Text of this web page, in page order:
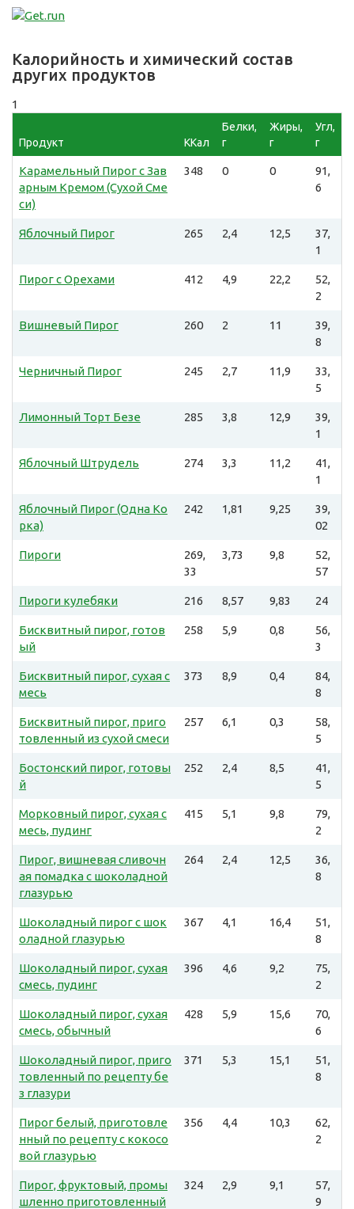
Калорийность и химический состав
других продуктов
1
Продукт ККал
Белки,
г
Жиры,
г
Угл,
г
Карамельный Пирог с Зав
арным Кремом (Сухой Сме
си)
348 0 0
91,
6
Яблочный Пирог 265 2,4 12,5
37,
1
Пирог с Орехами 412 4,9 22,2
52,
2
Вишневый Пирог 260 2 11
39,
8
Черничный Пирог 245 2,7 11,9
33,
5
Лимонный Торт Безе 285 3,8 12,9
39,
1
Яблочный Штрудель 274 3,3 11,2
41,
1
Яблочный Пирог (Одна Ко
рка)
242 1,81 9,25
39,
02
Пироги
269,
33
3,73 9,8
52,
57
Пироги кулебяки 216 8,57 9,83 24
Бисквитный пирог, готов
ый
258 5,9 0,8
56,
3
Бисквитный пирог, сухая с
месь
373 8,9 0,4
84,
8
Бисквитный пирог, приго
товленный из сухой смеси
257 6,1 0,3
58,
5
Бостонский пирог, готовы
й
252 2,4 8,5
41,
5
Морковный пирог, сухая с
месь, пудинг
415 5,1 9,8
79,
2
Пирог, вишневая сливочн
ая помадка с шоколадной
глазурью
264 2,4 12,5
36,
8
Шоколадный пирог с шок
оладной глазурью
367 4,1 16,4
51,
8
Шоколадный пирог, сухая
смесь, пудинг
396 4,6 9,2
75,
2
Шоколадный пирог, сухая
смесь, обычный
428 5,9 15,6
70,
6
Шоколадный пирог, приго
товленный по рецепту бе
з глазури
371 5,3 15,1
51,
8
Пирог белый, приготовле
нный по рецепту с кокосо
вой глазурью
356 4,4 10,3
62,
2
Пирог, фруктовый, промы
шленно приготовленный
324 2,9 9,1
57,
9